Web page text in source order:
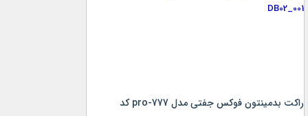
راکت بدمینتون فوکس جفتی مدل pro-777 کد